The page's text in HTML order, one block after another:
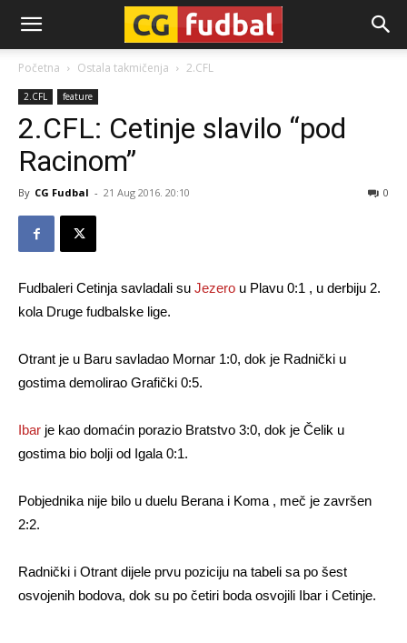
CG-
Fudbal
Početna Ostala takmičenja 2.CFL
2.CFL feature
2.CFL: Cetinje slavilo “pod
Racinom”
By CG Fudbal - 21 Aug 2016. 20:10 0
Fudbaleri Cetinja savladali su Jezero u Plavu 0:1 , u derbiju 2.
kola Druge fudbalske lige.
Otrant je u Baru savladao Mornar 1:0, dok je Radnički u
gostima demolirao Grafički 0:5.
Ibar je kao domaćin porazio Bratstvo 3:0, dok je Čelik u
gostima bio bolji od Igala 0:1.
Pobjednika nije bilo u duelu Berana i Koma , meč je završen
2:2.
Radnički i Otrant dijele prvu poziciju na tabeli sa po šest
osvojenih bodova, dok su po četiri boda osvojili Ibar i Cetinje.